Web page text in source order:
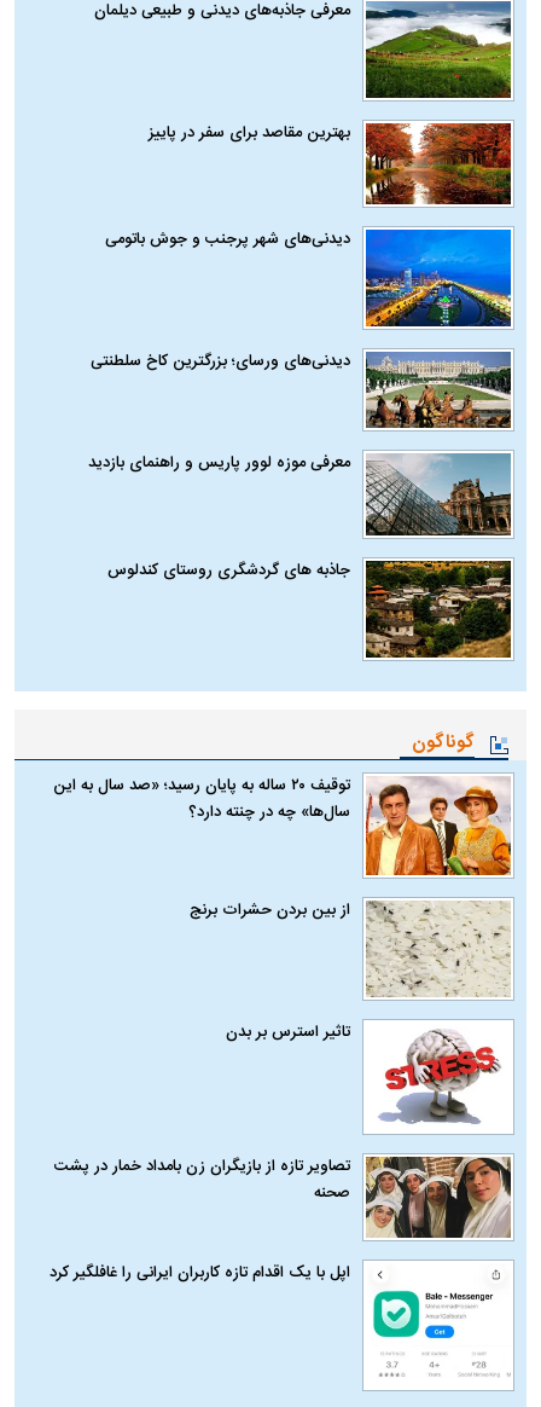
معرفی جاذبه‌های دیدنی و طبیعی دیلمان
بهترین مقاصد برای سفر در پاییز
دیدنی‌های شهر پرجنب و جوش باتومی
دیدنی‌های ورسای؛ بزرگترین کاخ سلطنتی
معرفی موزه لوور پاریس و راهنمای بازدید
جاذبه های گردشگری روستای کندلوس
گوناگون
توقیف ۲۰ ساله به پایان رسید؛ «صد سال به این
سال‌ها» چه در چنته دارد؟
از بین بردن حشرات برنج
تاثیر استرس بر بدن
تصاویر تازه از بازیگران زن بامداد خمار در پشت
صحنه
اپل با یک اقدام تازه کاربران ایرانی را غافلگیر کرد